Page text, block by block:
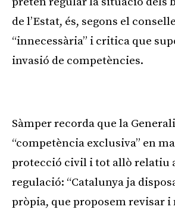
de l’Estat, és, segons el
“innecessària” i critica que
invasió de competències.
Sàmper recorda que la
“competència exclusiva” en
protecció civil i tot allò relatiu
regulació: “Catalunya ja
pròpia, que proposem revisar i